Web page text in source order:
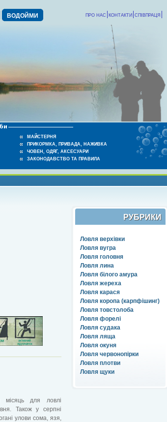
ВОДОЙМИ СПІВПРАЦЯ
КОНТАКТИ
ПРО НАС
МАЙСТЕРНЯ
ПРИКОРМКА, ПРИВАДА, НАЖИВКА
ЧОВЕН, ОДЯГ, АКСЕСУАРИ
ЗАКОНОДАВСТВО ТА ПРАВИЛА
РУБРИКИ
Ловля верхівки
Ловля вугра
Ловля головня
Ловля лина
Ловля білого амура
Ловля жереха
Ловля карася
Ловля коропа (карпфішинг)
Ловля товстолоба
Ловля форелі
Ловля судака
Ловля ляща
Ловля окуня
Ловля червонопірки
Ловля плотви
Ловля щуки
для ловлі
Також у серпні
улови сома, язя,